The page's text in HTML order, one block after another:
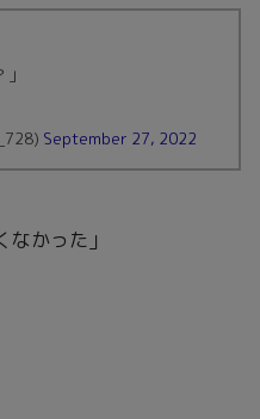
September 27, 2022
なかった」